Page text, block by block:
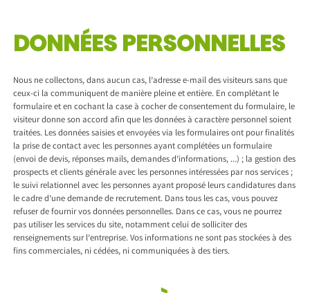
DONNÉES PERSONNELLES
Nous ne collectons, dans aucun cas, l’adresse e-mail des visiteurs sans que
ceux-ci la communiquent de manière pleine et entière. En complétant le
formulaire et en cochant la case à cocher de consentement du formulaire, le
visiteur donne son accord afin que les données à caractère personnel soient
traitées. Les données saisies et envoyées via les formulaires ont pour finalités
la prise de contact avec les personnes ayant complétées un formulaire
(envoi de devis, réponses mails, demandes d’informations, …) ; la gestion des
prospects et clients générale avec les personnes intéressées par nos services ;
le suivi relationnel avec les personnes ayant proposé leurs candidatures dans
le cadre d’une demande de recrutement. Dans tous les cas, vous pouvez
refuser de fournir vos données personnelles. Dans ce cas, vous ne pourrez
pas utiliser les services du site, notamment celui de solliciter des
renseignements sur l’entreprise. Vos informations ne sont pas stockées à des
fins commerciales, ni cédées, ni communiquées à des tiers.